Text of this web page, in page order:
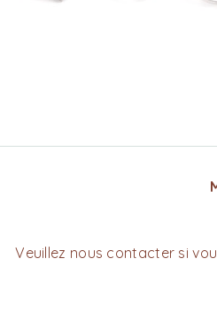
Veuillez nous contacter si